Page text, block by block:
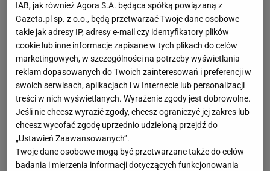
IAB, jak również Agora S.A. będąca spółką powiązaną z
Gazeta.pl sp. z o.o., będą przetwarzać Twoje dane osobowe
takie jak adresy IP, adresy e-mail czy identyfikatory plików
cookie lub inne informacje zapisane w tych plikach do celów
marketingowych, w szczególności na potrzeby wyświetlania
reklam dopasowanych do Twoich zainteresowań i preferencji w
swoich serwisach, aplikacjach i w Internecie lub personalizacji
treści w nich wyświetlanych. Wyrażenie zgody jest dobrowolne.
Jeśli nie chcesz wyrazić zgody, chcesz ograniczyć jej zakres lub
chcesz wycofać zgodę uprzednio udzieloną przejdź do
„Ustawień Zaawansowanych”.
Twoje dane osobowe mogą być przetwarzane także do celów
badania i mierzenia informacji dotyczących funkcjonowania